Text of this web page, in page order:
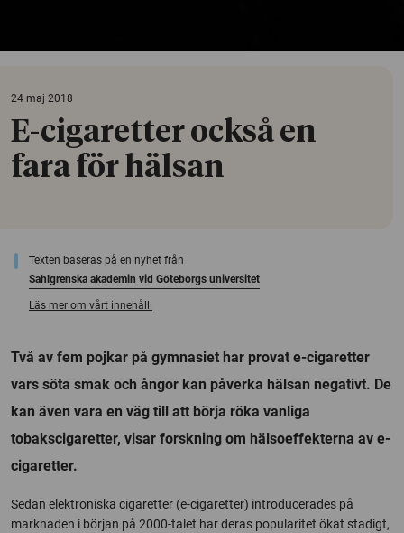
24 maj 2018
E-cigaretter också en
fara för hälsan
Texten baseras på en nyhet från
Sahlgrenska akademin vid Göteborgs universitet
Läs mer om vårt innehåll.
Två av fem pojkar på gymnasiet har provat e-cigaretter
vars söta smak och ångor kan påverka hälsan negativt. De
kan även vara en väg till att börja röka vanliga
tobakscigaretter, visar forskning om hälsoeffekterna av e-
cigaretter.
Sedan elektroniska cigaretter (e-cigaretter) introducerades på
marknaden i början på 2000-talet har deras popularitet ökat stadigt,